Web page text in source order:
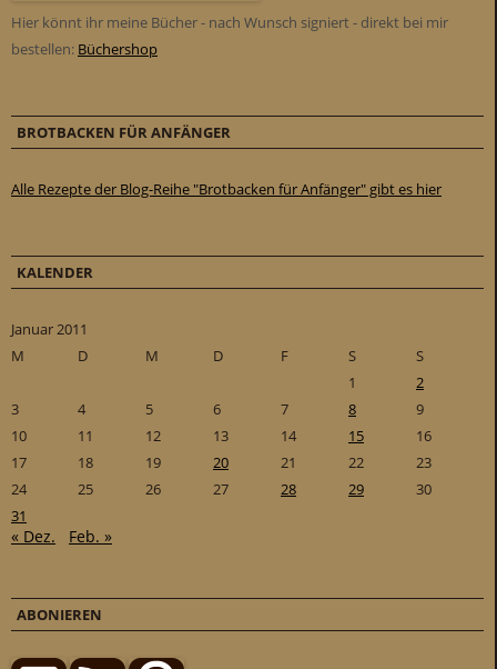
Hier könnt ihr meine Bücher - nach Wunsch signiert - direkt bei mir
bestellen: Büchershop
BROTBACKEN FÜR ANFÄNGER
Alle Rezepte der Blog-Reihe "Brotbacken für Anfänger" gibt es hier
KALENDER
Januar 2011
M
D M D F S
S
1
2
3
4 5 6 7 8
9
10
11 12 13 14 15
16
17
18 19 20 21 22
23
24
25 26 27 28 29
30
31
« Dez. Feb. »
ABONIEREN